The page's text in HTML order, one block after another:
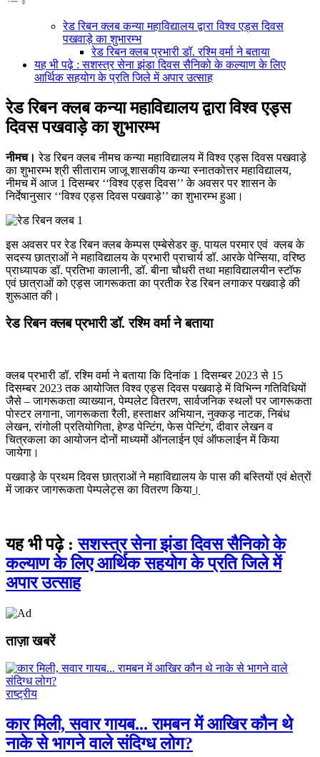
रेड रिबन क्लब कन्या महाविद्यालय द्वारा विश्व एड्स दिवस
पखवाड़े का शुभारम्भ
रेड रिबन क्लब प्रभारी डॉ. रश्मि वर्मा ने बताया
यह भी पढ़े : सशस्त्र सेना झंडा दिवस सैनिको के कल्याण के लिए
आर्थिक सहयोग के प्रति जिले में अपार उत्साह
रेड रिबन क्लब कन्या महाविद्यालय द्वारा विश्व एड्स
दिवस पखवाड़े का शुभारम्भ
नीमच। रेड रिबन क्लब नीमच कन्या महाविद्यालय में विश्व एड्स दिवस पखवाड़े
का शुभारम्भ श्री सीताराम जाजू शासकीय कन्या स्नातकोत्तर महाविद्यालय,
नीमच में आज 1 दिसम्बर ‘‘विश्व एड्स दिवस’’ के अवसर पर शासन के
निर्देषानुसार ‘‘विश्व एड्स दिवस पखवाड़े’’ का शुभारम्भ हुआ।
इस अवसर पर रेड रिबन क्लब केम्पस एम्बेसेडर कु. पायल परमार एवं क्लब के
सदस्य छात्राओं ने महाविद्यालय के प्रभारी प्राचार्य डॉ. आरके पेन्सिया, वरिष्ठ
प्राध्यापक डॉ. प्रतिभा कालानी, डॉ. बीना चौधरी तथा महाविद्यालयीन स्टॉफ
एवं छात्राओं को एड्स जागरूकता का प्रतीक रेड रिबन लगाकर पखवाड़े की
शुरूआत की।
रेड रिबन क्लब प्रभारी डॉ. रश्मि वर्मा ने बताया
क्लब प्रभारी डॉ. रश्मि वर्मा ने बताया कि दिनांक 1 दिसम्बर 2023 से 15
दिसम्बर 2023 तक आयोजित विश्व एड्स दिवस पखवाड़े में विभिन्न गतिविधियों
जैसे – जागरूकता व्याख्यान, पेम्पलेट वितरण, सार्वजनिक स्थलों पर जागरूकता
पोस्टर लगाना, जागरूकता रैली, हस्ताक्षर अभियान, नुक्कड़ नाटक, निबंध
लेखन, रांगोली प्रतियोगिता, हेण्ड पेन्टिंग, फेस पेन्टिंग, दीवार लेखन व
चित्रकला का आयोजन दोनों माध्यमों ऑनलाईन एवं ऑफलाईन में किया
जायेगा।
पखवाड़े के प्रथम दिवस छात्राओं ने महाविद्यालय के पास की बस्तियों एवं क्षेत्रों
में जाकर जागरूकता पेम्पलेट्स का वितरण किया ।
यह भी पढ़े :सशस्त्र सेना झंडा दिवस सैनिको के
कल्याण के लिए आर्थिक सहयोग के प्रति जिले में
अपार उत्साह
ताज़ा खबरें
राष्ट्रीय
कार मिली, सवार गायब... रामबन में आखिर कौन थे
नाके से भागने वाले संदिग्ध लोग?